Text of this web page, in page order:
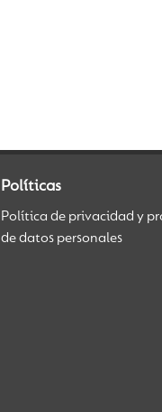
Políticas
Política de privacidad y
de datos personales